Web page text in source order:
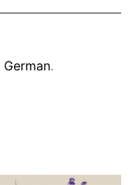
German.